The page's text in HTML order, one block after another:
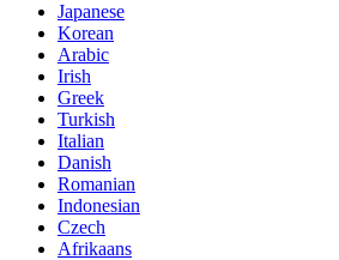
Japanese
Korean
Arabic
Irish
Greek
Turkish
Italian
Danish
Romanian
Indonesian
Czech
Afrikaans